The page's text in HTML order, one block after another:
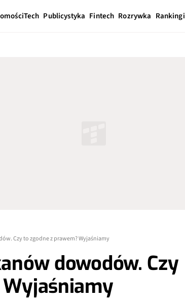
Tech Publicystyka Fintech Rozrywka Rankingi
Czy to zgodne z prawem? Wyjaśniamy
dowodów. Czy